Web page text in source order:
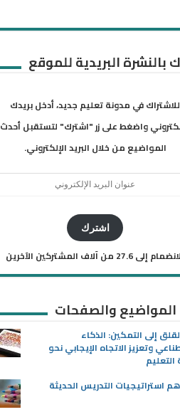
بالنشرة البريدية للموقع
للاشتراك في مدونة تعليم جديد، أدخل بريدك
واضغط على زر "اشترك" لتستقبل أحدث
المواضيع من خلال البريد الإلكتروني.
اشترك
إلى 27.6 من آلاف المشتركين الآخرين
المواضيع والصفحات
إلى التمكين: الذكاء
وتعزيز الاتجاه الإيجابي نحو
استراتيجيات التدريس الحديثة